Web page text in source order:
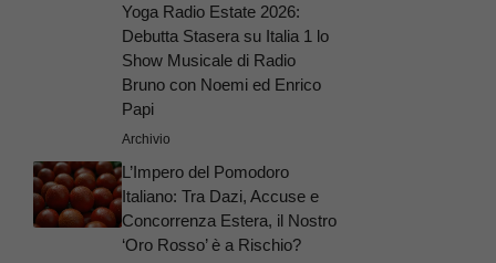
Yoga Radio Estate 2026:
Debutta Stasera su Italia 1 lo
Show Musicale di Radio
Bruno con Noemi ed Enrico
Papi
Archivio
L’Impero del Pomodoro
Italiano: Tra Dazi, Accuse e
Concorrenza Estera, il Nostro
‘Oro Rosso’ è a Rischio?